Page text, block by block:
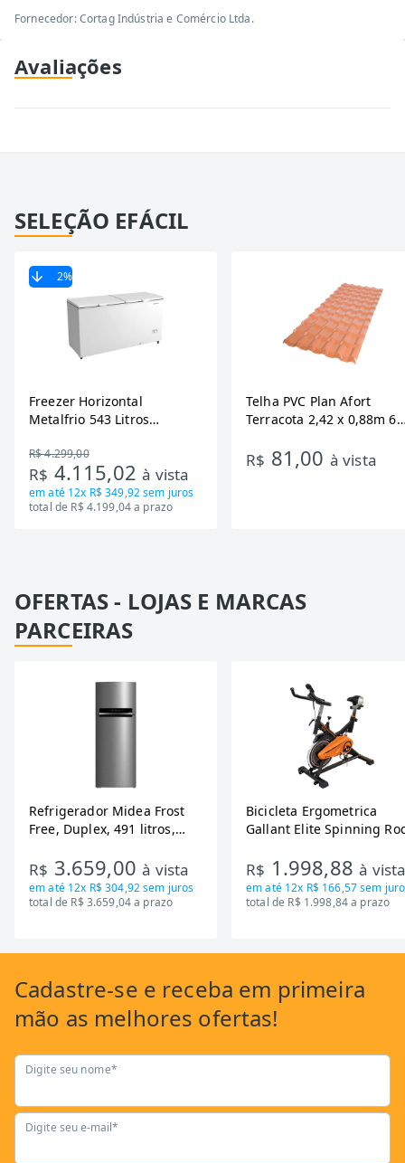
Fornecedor: Cortag Indústria e Comércio Ltda.
Avaliações
SELEÇÃO EFÁCIL
2%
Freezer Horizontal
Metalfrio 543 Litros
Tecnologia Inverter, Branco,
Bivolt
R$ 4.299,00
R$ 4.115,02à vista
em até 12x R$ 349,92sem juros
total de R$ 4.199,04 a prazo
Telha PVC Plan Afort
Terracota 2,42 x 0,88m 6
R$ 81,00 à vista
OFERTAS - LOJAS E MARCAS
PARCEIRAS
Refrigerador Midea Frost
Free, Duplex, 491 litros,
RT650EVK463)
R$ 3.659,00à vista
em até 12x R$ 304,92sem juros
total de R$ 3.659,04 a prazo
Bicicleta Ergometrica
Gallant Elite Spinning
Mecanica GSB13HBTA-PT
R$ 1.998,88à
em até 12x R$ 166,57sem
total de R$ 1.998,84 a prazo
Cadastre-se e receba em primeira
mão as melhores ofertas!
Digite seu nome*
Digite seu e-mail*